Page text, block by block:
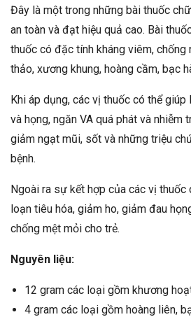
Đây là một trong những bài thuốc
an toàn và đạt hiệu quả cao. Bài
thuốc có đặc tính kháng viêm, chống
thảo, xương khung, hoàng cầm, bạc
Khi áp dụng, các vị thuốc có thể
và họng, ngăn VA quá phát và nhiễm
giảm ngạt mũi, sốt và những triệu
bệnh.
Ngoài ra sự kết hợp của các vị
loạn tiêu hóa, giảm ho, giảm đau
chống mệt mỏi cho trẻ.
Nguyên liệu:
12 gram các loại gồm khương
4 gram các loại gồm hoàng liên,